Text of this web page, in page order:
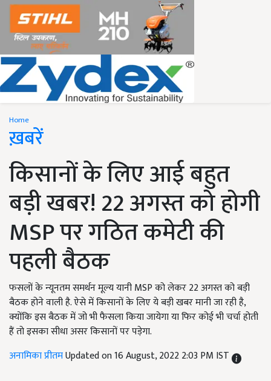
Home
ख़बरें
किसानों के लिए आई बहुत
बड़ी खबर! 22 अगस्त को होगी
MSP पर गठित कमेटी की
पहली बैठक
फसलों के न्यूनतम समर्थन मूल्य यानी MSP को लेकर 22 अगस्त को बड़ी
बैठक होने वाली है. ऐसे में किसानों के लिए ये बड़ी खबर मानी जा रही है,
क्योंकि इस बैठक में जो भी फैसला किया जायेगा या फिर कोई भी चर्चा होती
हैं तो इसका सीधा असर किसानों पर पड़ेगा.
अनामिका प्रीतमUpdated on 16 August, 2022 2:03 PM IST